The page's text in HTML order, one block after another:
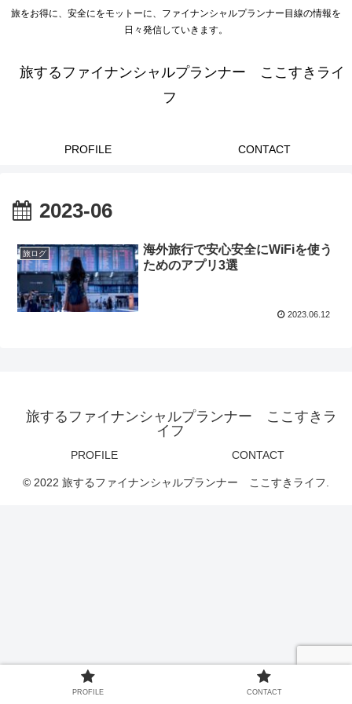
旅をお得に、安全にをモットーに、ファイナンシャルプランナー目線の情報を
日々発信していきます。
旅するファイナンシャルプランナー ここすきライ
フ
PROFILE CONTACT
2023-06
旅ログ
海外旅行で安心安全にWiFiを使う
ためのアプリ3選
2023.06.12
旅するファイナンシャルプランナー ここすきラ
イフ
PROFILE CONTACT
© 2022 旅するファイナンシャルプランナー ここすきライフ.
PROFILE CONTACT